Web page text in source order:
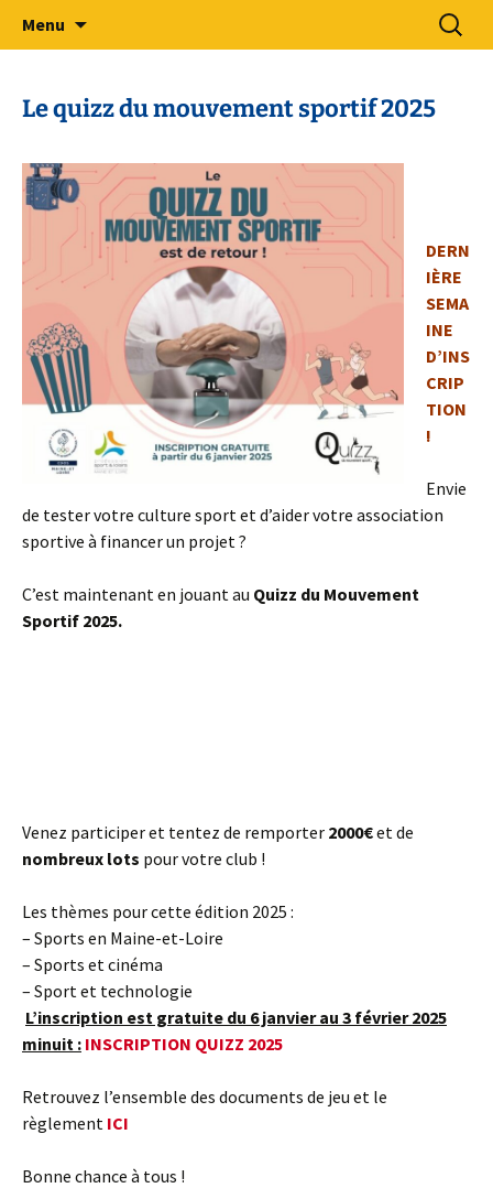
Comité Départemental Sport
Adapté 49
Sport Adapté 49
Menu
Le quizz du mouvement sportif 2025
DERN
IÈRE
SEMA
INE
D’INS
CRIP
TION
!
Envie
de tester votre culture sport et d’aider votre association
sportive à financer un projet ?
C’est maintenant en jouant au Quizz du Mouvement
Sportif 2025.
Venez participer et tentez de remporter 2000€et de
nombreux lots pour votre club !
Les thèmes pour cette édition 2025 :
– Sports en Maine-et-Loire
– Sports et cinéma
– Sport et technologie
L’inscription est gratuite du 6 janvier au 3 février 2025
minuit : INSCRIPTION QUIZZ 2025
Retrouvez l’ensemble des documents de jeu et le
règlement ICI
Bonne chance à tous !